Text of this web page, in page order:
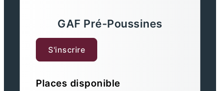
GAF Pré-Poussines
S'inscrire
Places disponible